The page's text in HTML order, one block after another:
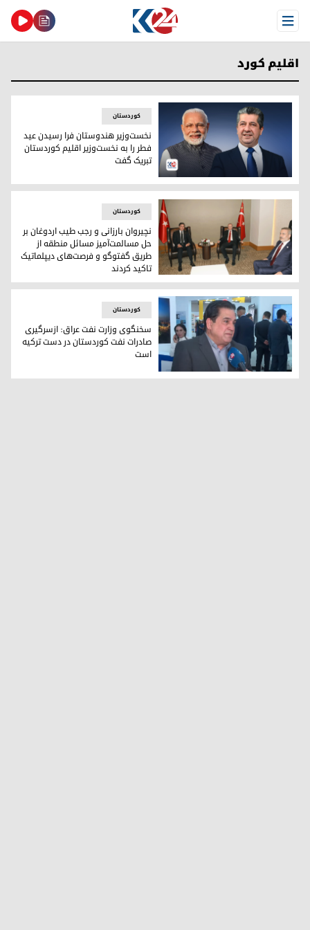
Open Menu
اقلیم کورد
مسرور بارزانی نخست‌وزیر اقلیم کوردستان و تاندرا مودی
کوردستان
نخست‌وزیر هندوستان فرا رسیدن عید
فطر را به نخست‌وزیر اقلیم کوردستان
تبریک گفت
نچیروان بارزانی و رجب طیب اردوغان بر حل مسالمت‌آمیز
کوردستان
نچیروان بارزانی و رجب طیب اردوغان بر
حل مسالمت‌آمیز مسائل منطقه از
طریق گفتوگو و فرصت‌های دیپلماتیک
تاکید کردند
حیان عبدالغنی سخنگوی وزارت نفت عراق
کوردستان
سخنگوی وزارت نفت عراق: ازسرگیری
صادرات نفت کوردستان در دست ترکیە
است